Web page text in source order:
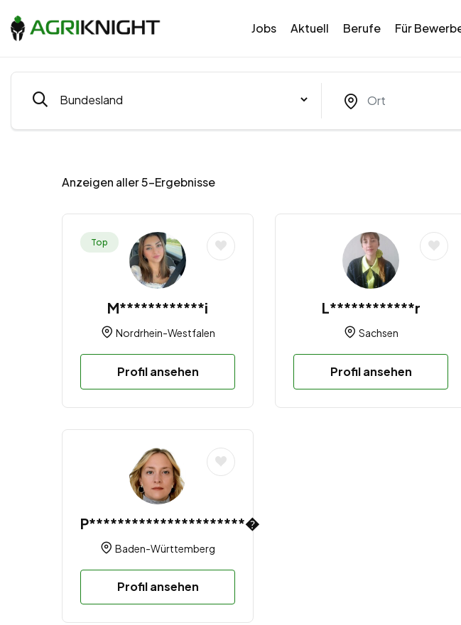
Jobs Aktuell Berufe Für
Anzeigen aller 5-Ergebnisse
Top
M************i
Nordrhein-Westfalen
Profil ansehen
L************r
Sachsen
Profil ansehen
P**********************�
Baden-Württemberg
Profil ansehen